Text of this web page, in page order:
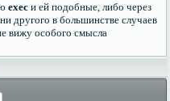
exec и ей подобные, либо через
другого в большинстве случаев
вижу особого смысла